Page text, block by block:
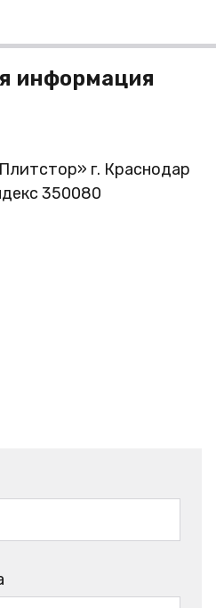
информация
г. Краснодар
350080